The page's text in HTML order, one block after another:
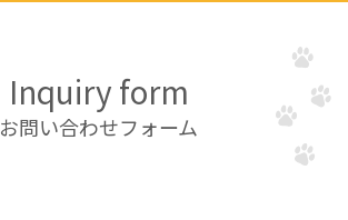
Inquiry form
お問い合わせフォーム